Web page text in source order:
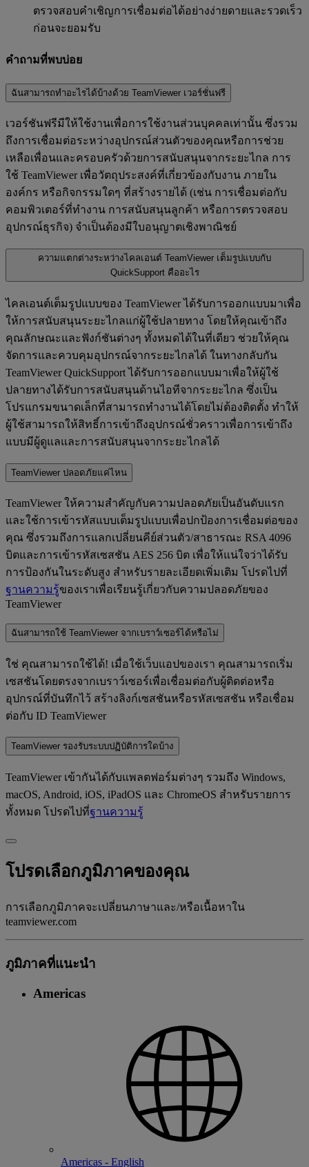
ตรวจสอบคำเชิญการเชื่อมต่อได้อย่างง่ายดายและรวดเร็ว
ก่อนจะยอมรับ
คำถามที่พบบ่อย
ฉันสามารถทำอะไรได้บ้างด้วย TeamViewer เวอร์ชั่นฟรี
เวอร์ชันฟรีมีให้ใช้งานเพื่อการใช้งานส่วนบุคคลเท่านั้น ซึ่งรวม
ถึงการเชื่อมต่อระหว่างอุปกรณ์ส่วนตัวของคุณหรือการช่วย
เหลือเพื่อนและครอบครัวด้วยการสนับสนุนจากระยะไกล การ
ใช้ TeamViewer เพื่อวัตถุประสงค์ที่เกี่ยวข้องกับงาน ภายใน
องค์กร หรือกิจกรรมใดๆ ที่สร้างรายได้ (เช่น การเชื่อมต่อกับ
คอมพิวเตอร์ที่ทำงาน การสนับสนุนลูกค้า หรือการตรวจสอบ
อุปกรณ์ธุรกิจ) จำเป็นต้องมีใบอนุญาตเชิงพาณิชย์
ความแตกต่างระหว่างไคลเอนต์ TeamViewer เต็มรูปแบบกับ
QuickSupport คืออะไร
ไคลเอนต์เต็มรูปแบบของ TeamViewer ได้รับการออกแบบมาเพื่อ
ให้การสนับสนุนระยะไกลแก่ผู้ใช้ปลายทาง โดยให้คุณเข้าถึง
คุณลักษณะและฟังก์ชันต่างๆ ทั้งหมดได้ในที่เดียว ช่วยให้คุณ
จัดการและควบคุมอุปกรณ์จากระยะไกลได้ ในทางกลับกัน
TeamViewer QuickSupport ได้รับการออกแบบมาเพื่อให้ผู้ใช้
ปลายทางได้รับการสนับสนุนด้านไอทีจากระยะไกล ซึ่งเป็น
โปรแกรมขนาดเล็กที่สามารถทำงานได้โดยไม่ต้องติดตั้ง ทำให้
ผู้ใช้สามารถให้สิทธิ์การเข้าถึงอุปกรณ์ชั่วคราวเพื่อการเข้าถึง
แบบมีผู้ดูแลและการสนับสนุนจากระยะไกลได้
TeamViewer ปลอดภัยแค่ไหน
TeamViewer ให้ความสำคัญกับความปลอดภัยเป็นอันดับแรก
และใช้การเข้ารหัสแบบเต็มรูปแบบเพื่อปกป้องการเชื่อมต่อของ
คุณ ซึ่งรวมถึงการแลกเปลี่ยนคีย์ส่วนตัว/สาธารณะ RSA 4096
บิตและการเข้ารหัสเซสชัน AES 256 บิต เพื่อให้แน่ใจว่าได้รับ
การป้องกันในระดับสูง สำหรับรายละเอียดเพิ่มเติม โปรดไปที่
ฐานความรู้ของเราเพื่อเรียนรู้เกี่ยวกับความปลอดภัยของ
TeamViewer
ฉันสามารถใช้ TeamViewer จากเบราว์เซอร์ได้หรือไม่
ใช่ คุณสามารถใช้ได้! เมื่อใช้เว็บแอปของเรา คุณสามารถเริ่ม
เซสชันโดยตรงจากเบราว์เซอร์เพื่อเชื่อมต่อกับผู้ติดต่อหรือ
อุปกรณ์ที่บันทึกไว้ สร้างลิงก์เซสชันหรือรหัสเซสชัน หรือเชื่อม
ต่อกับ ID TeamViewer
TeamViewer รองรับระบบปฏิบัติการใดบ้าง
TeamViewer เข้ากันได้กับแพลตฟอร์มต่างๆ รวมถึง Windows,
macOS, Android, iOS, iPadOS และ ChromeOS สำหรับรายการ
ทั้งหมด โปรดไปที่ฐานความรู้
โปรดเลือกภูมิภาคของคุณ
การเลือกภูมิภาคจะเปลี่ยนภาษาและ/หรือเนื้อหาใน
teamviewer.com
ภูมิภาคที่แนะนํา
Americas
Americas - English